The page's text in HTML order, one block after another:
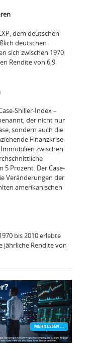
dem deutschen
deutschen
sich zwischen 1970
Rendite von 6,9
Shiller-Index –
der nicht nur
sondern auch die
Finanzkrise
zwischen
5 Prozent. Der Case-
Veränderungen der
amerikanischen
bis 2010 erlebte
jährliche Rendite von